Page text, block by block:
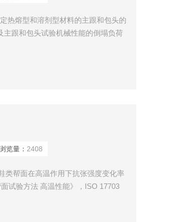
热熔型和溶剂型材料的主跟和包头的
跟和包头试验机械性能的倒塌负荷
览量： 2408
类帮面在高温作用下抗张强度变化率
试验方法 高温性能》，ISO 17703